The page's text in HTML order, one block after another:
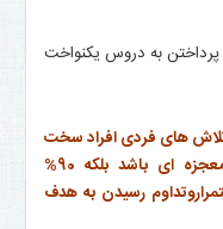
پرداختن به دروس یکنواخت
های فردی افراد سخت
کوش است وکسی نباید منتظر الهام معجزه ای باشد بلکه 90%
رسیدن به هدف